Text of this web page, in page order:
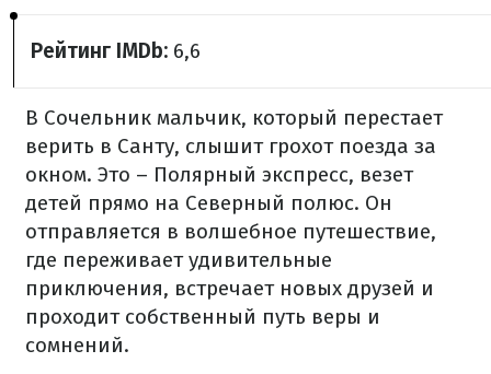
Рейтинг IMDb: 6,6
В Сочельник мальчик, который перестает
верить в Санту, слышит грохот поезда за
окном. Это – Полярный экспресс, везет
детей прямо на Северный полюс. Он
отправляется в волшебное путешествие,
где переживает удивительные
приключения, встречает новых друзей и
проходит собственный путь веры и
сомнений.